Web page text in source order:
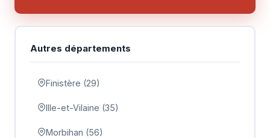
Autres départements
Finistère (29)
Ille-et-Vilaine (35)
Morbihan (56)